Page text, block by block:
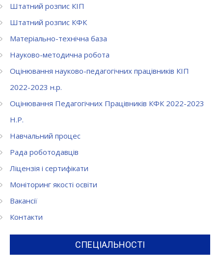
Штатний розпис КІП
Штатний розпис КФК
Матеріально-технічна база
Науково-методична робота
Оцінювання науково-педагогічних працівників КІП
2022-2023 н.р.
Оцінювання Педагогічних Працівників КФК 2022-2023
Н.Р.
Навчальний процес
Рада роботодавців
Ліцензія і сертифікати
Моніторинг якості освіти
Вакансії
Контакти
СПЕЦІАЛЬНОСТІ